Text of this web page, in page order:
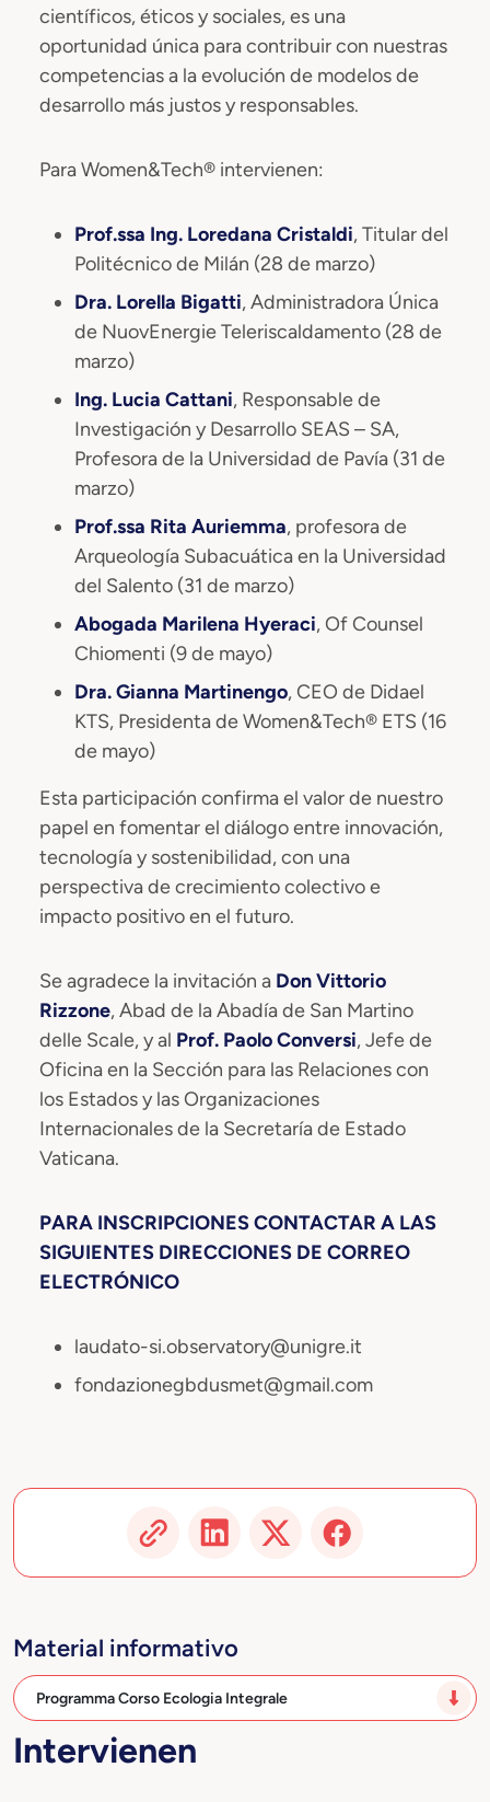
científicos, éticos y sociales, es una
oportunidad única para contribuir con nuestras
competencias a la evolución de modelos de
desarrollo más justos y responsables.
Para Women&Tech® intervienen:
Prof.ssa Ing. Loredana Cristaldi, Titular del
Politécnico de Milán (28 de marzo)
Dra. Lorella Bigatti, Administradora Única
de NuovEnergie Teleriscaldamento (28 de
marzo)
Ing. Lucia Cattani, Responsable de
Investigación y Desarrollo SEAS – SA,
Profesora de la Universidad de Pavía (31 de
marzo)
Prof.ssa Rita Auriemma, profesora de
Arqueología Subacuática en la Universidad
del Salento (31 de marzo)
Abogada Marilena Hyeraci, Of Counsel
Chiomenti (9 de mayo)
Dra. Gianna Martinengo, CEO de Didael
KTS, Presidenta de Women&Tech® ETS (16
de mayo)
Esta participación confirma el valor de nuestro
papel en fomentar el diálogo entre innovación,
tecnología y sostenibilidad, con una
perspectiva de crecimiento colectivo e
impacto positivo en el futuro.
Se agradece la invitación a Don Vittorio
Rizzone, Abad de la Abadía de San Martino
delle Scale, y al Prof. Paolo Conversi, Jefe de
Oficina en la Sección para las Relaciones con
los Estados y las Organizaciones
Internacionales de la Secretaría de Estado
Vaticana.
PARA INSCRIPCIONES CONTACTAR A LAS
SIGUIENTES DIRECCIONES DE CORREO
ELECTRÓNICO
laudato-si.observatory@unigre.it
fondazionegbdusmet@gmail.com
Material informativo
Programma Corso Ecologia Integrale
Intervienen